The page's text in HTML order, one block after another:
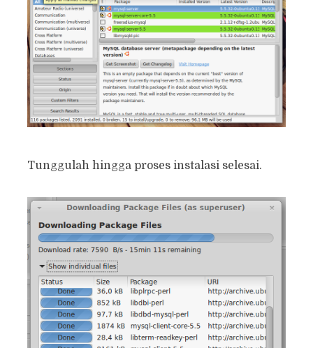
Tunggulah hingga proses instalasi selesai.